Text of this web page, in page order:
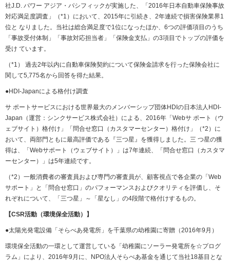
社J.D. パワー アジア・パシフィックが実施した、「2016年日本自動車保険事故
対応満足度調査」（*1）において、2015年に引続き、2年連続で損害保険業界1
位と なりました。当社は総合満足度で1位になったほか、6つの評価項目のうち
「事故受付体制」「事故対応担当者」「保険金支払」の3項目でトップの評価を
受け ています。
（*1） 過去2年以内に自動車保険契約について保険金請求を行った保険会社に
関して5,775名から回答を得た結果。
●HDI-Japanによる格付け調査
サ ポートサービスにおける世界最大のメンバーシップ団体HDIの日本法人HDI-
Japan（運営：シンクサービス株式会社）による、2016年「Webサ ポート（ウ
ェブサイト）格付け」「問合せ窓口（カスタマーセンター）格付け」（*2）に
おいて、両部門ともに最高評価である『三つ星』を獲得しました。三 つ星の獲
得は、「Webサポート（ウェブサイト）」は7年連続、「問合せ窓口（カスタマ
ーセンター）」は5年連続です。
（*2）一般消費者の審査員および専門の審査員が、顧客視点で各企業の「Web
サポート」と「問合せ窓口」のパフォーマンスおよびクオリティを評価し、そ
れぞれについて、「三つ星」～「星なし」の4段階で格付けするもの。
【CSR活動（環境保全活動）】
●太陽光発電設備「そらべあ発電所」を千葉県の幼稚園に寄贈（2016年9月）
環境保全活動の一環として運営している「幼稚園にソーラー発電所を☆プログ
ラム」により、2016年9月に、NPO法人そらべあ基金を通じて当社18基目とな